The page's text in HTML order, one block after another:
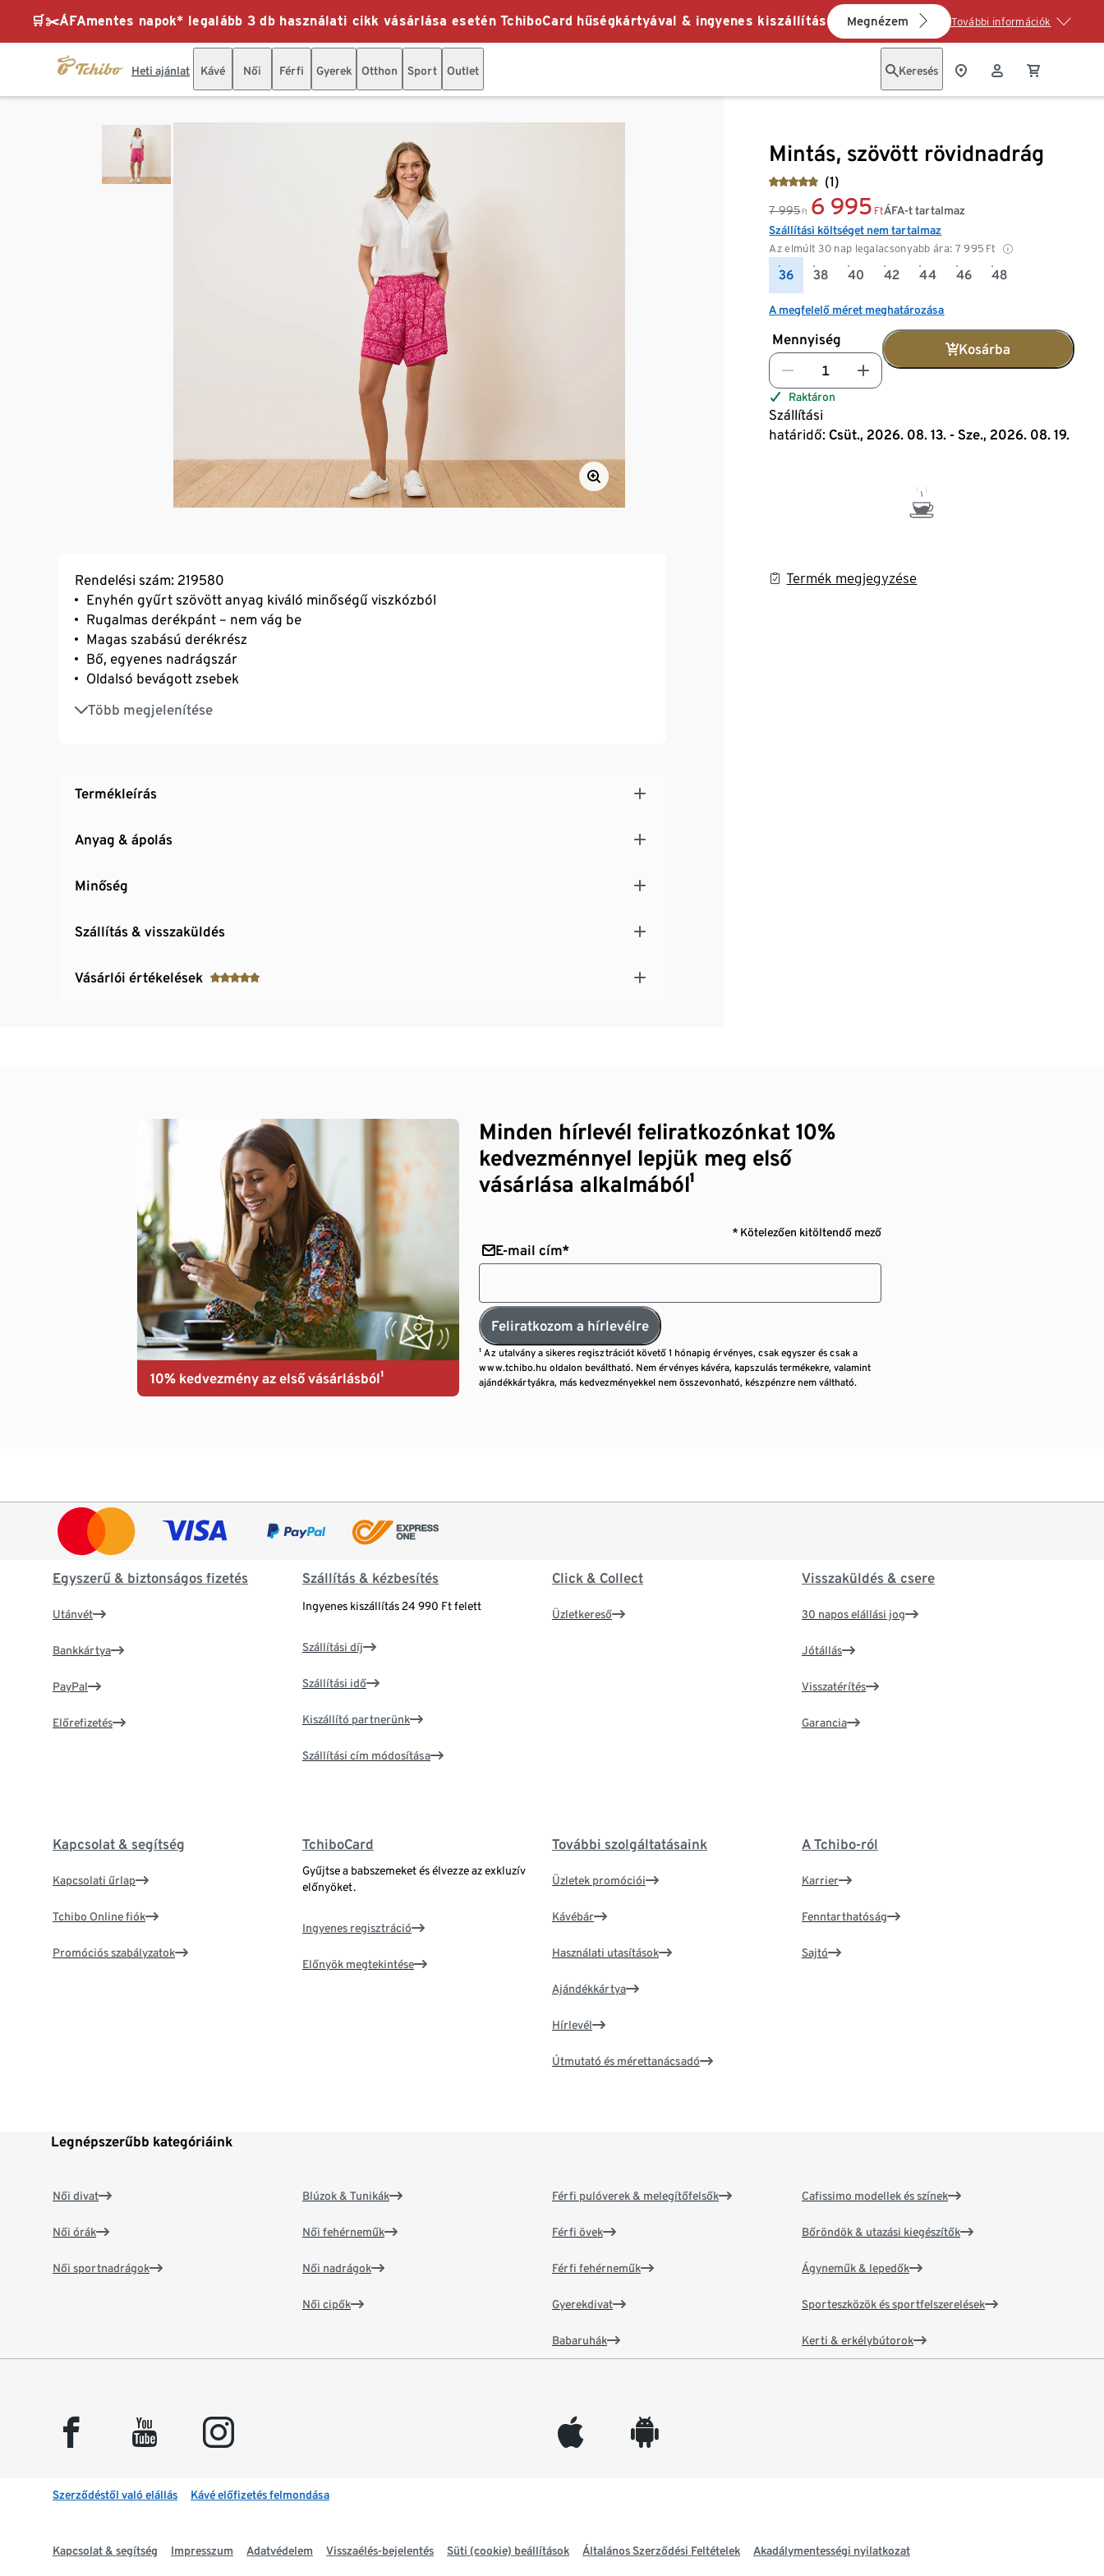
🛒✂️ÁFAmentes napok* legalább 3 db használati cikk vásárlása esetén TchiboCard hűségkártyával & ingyenes kiszállítás Megnézem További információk
Heti ajánlat Kávé Női Férfi Gyerek Otthon Sport Outlet Keresés
Mintás, szövött rövidnadrág
(1)
7 995 Ft 6 995 Ft
Az elmúlt 30 nap legalacsonyabb ára: 7 995 Ft
ÁFA-t tartalmaz
Szállítási költséget nem tartalmaz
36 38 40 42 44 46 48
A megfelelő méret meghatározása
Mennyiség
Kosárba
Raktáron
Szállítási
határidő: Csüt., 2026. 08. 13. - Sze., 2026. 08. 19.
Termék megjegyzése
Rendelési szám: 219580
Enyhén gyűrt szövött anyag kiváló minőségű viszkózból
Rugalmas derékpánt – nem vág be
Magas szabású derékrész
Bő, egyenes nadrágszár
Oldalsó bevágott zsebek
Több megjelenítése
Rávarrt szegély
Termékleírás
Anyag & ápolás
Minőség
Szállítás & visszaküldés
Vásárlói értékelések
10% kedvezmény az első vásárlásból¹
Minden hírlevél feliratkozónkat 10%
kedvezménnyel lepjük meg első
vásárlása alkalmából¹
* Kötelezően kitöltendő mező
E-mail cím*
Feliratkozom a hírlevélre
¹ Az utalvány a sikeres regisztrációt követő 1 hónapig érvényes, csak egyszer és csak a
www.tchibo.hu oldalon beváltható. Nem érvényes kávéra, kapszulás termékekre, valamint
ajándékkártyákra, más kedvezményekkel nem összevonható, készpénzre nem váltható.
Egyszerű & biztonságos fizetés
Utánvét
Bankkártya
PayPal
Előrefizetés
Szállítás & kézbesítés
Ingyenes kiszállítás 24 990 Ft felett
Szállítási díj
Szállítási idő
Kiszállító partnerünk
Szállítási cím módosítása
Click & Collect
Üzletkereső
Visszaküldés & csere
30 napos elállási jog
Jótállás
Visszatérítés
Garancia
Kapcsolat & segítség
Kapcsolati űrlap
Tchibo Online fiók
Promóciós szabályzatok
TchiboCard
Gyűjtse a babszemeket és élvezze az exkluzív
előnyöket.
Ingyenes regisztráció
Előnyök megtekintése
További szolgáltatásaink
Üzletek promóciói
Kávébár
Használati utasítások
Ajándékkártya
Hírlevél
Útmutató és mérettanácsadó
A Tchibo-ról
Karrier
Fenntarthatóság
Sajtó
Legnépszerűbb kategóriáink
Női divat
Női órák
Női sportnadrágok
Blúzok & Tunikák
Női fehérneműk
Női nadrágok
Női cipők
Férfi pulóverek & melegítőfelsők
Férfi övek
Férfi fehérneműk
Gyerekdivat
Babaruhák
Cafissimo modellek és színek
Bőröndök & utazási kiegészítők
Ágyneműk & lepedők
Sporteszközök és sportfelszerelések
Kerti & erkélybútorok
facebook youtube instagram appleinc android
Szerződéstől való elállás Kávé előfizetés felmondása
Kapcsolat & segítség Impresszum Adatvédelem Visszaélés-bejelentés Süti (cookie) beállítások Általános Szerződési Feltételek Akadálymentességi nyilatkozat